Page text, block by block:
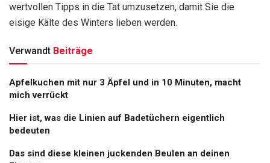
wertvollen Tipps in die Tat umzusetzen, damit Sie die
eisige Kälte des Winters lieben werden.
Verwandt Beiträge
Apfelkuchen mit nur 3 Äpfel und in 10 Minuten, macht
mich verrückt
Hier ist, was die Linien auf Badetüchern eigentlich
bedeuten
Das sind diese kleinen juckenden Beulen an deinen